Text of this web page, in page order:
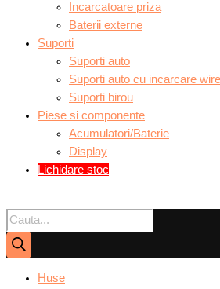
Incarcatoare priza
Baterii externe
Suporti
Suporti auto
Suporti auto cu incarcare
Suporti birou
Piese si componente
Acumulatori/Baterie
Display
Lichidare stoc
Huse